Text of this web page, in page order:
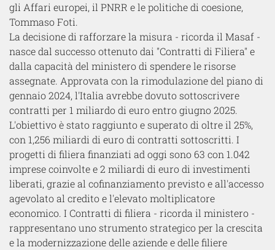
gli Affari europei, il PNRR e le politiche di coesione,
Tommaso Foti.
La decisione di rafforzare la misura - ricorda il Masaf -
nasce dal successo ottenuto dai "Contratti di Filiera" e
dalla capacità del ministero di spendere le risorse
assegnate. Approvata con la rimodulazione del piano di
gennaio 2024, l'Italia avrebbe dovuto sottoscrivere
contratti per 1 miliardo di euro entro giugno 2025.
L'obiettivo è stato raggiunto e superato di oltre il 25%,
con 1,256 miliardi di euro di contratti sottoscritti. I
progetti di filiera finanziati ad oggi sono 63 con 1.042
imprese coinvolte e 2 miliardi di euro di investimenti
liberati, grazie al cofinanziamento previsto e all'accesso
agevolato al credito e l'elevato moltiplicatore
economico. I Contratti di filiera - ricorda il ministero -
rappresentano uno strumento strategico per la crescita
e la modernizzazione delle aziende e delle filiere